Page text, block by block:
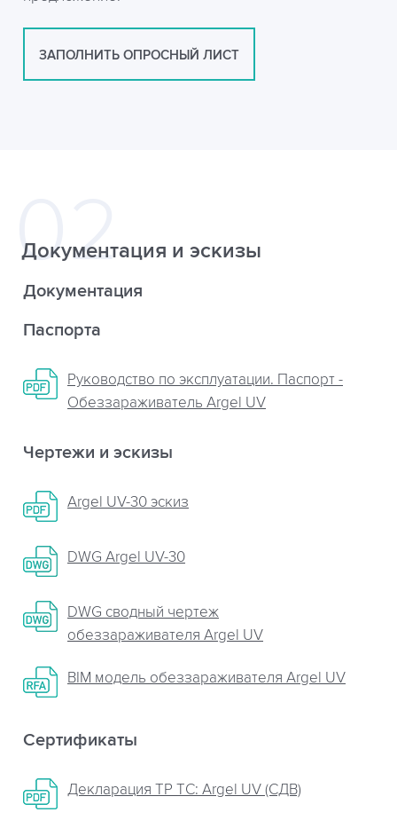
ЗАПОЛНИТЬ ОПРОСНЫЙ ЛИСТ
Документация и эскизы
Документация
Паспорта
Руководство по эксплуатации. Паспорт -
Обеззараживатель Argel UV
Чертежи и эскизы
Argel UV-30 эскиз
DWG Argel UV-30
DWG сводный чертеж
обеззараживателя Argel UV
BIM модель обеззараживателя Argel UV
Сертификаты
Декларация ТР ТС: Argel UV (СДВ)